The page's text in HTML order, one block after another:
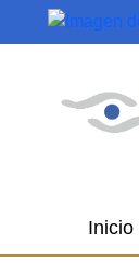
Saltar al
Inicio